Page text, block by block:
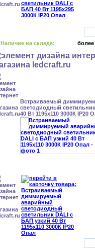
Наличие на складе: более
Встраиваемый
светодиодный
40 Вт 1195x110 3000К IP20